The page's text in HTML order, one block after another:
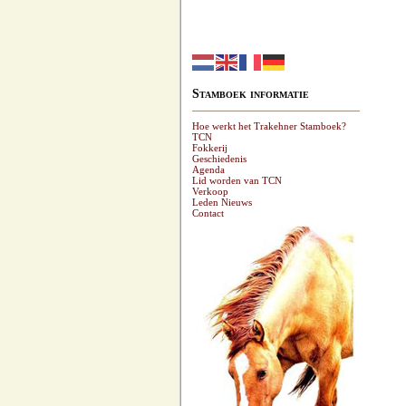
Stamboek informatie
Hoe werkt het Trakehner Stamboek?
TCN
Fokkerij
Geschiedenis
Agenda
Lid worden van TCN
Verkoop
Leden Nieuws
Contact